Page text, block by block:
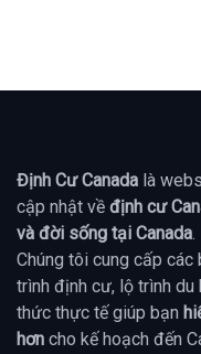
Định Cư Canada là
cập nhật về định cư
và đời sống tại Canada.
Chúng tôi cung cấp các
trình định cư, lộ trình du
thức thực tế giúp bạn
hơn cho kế hoạch đến